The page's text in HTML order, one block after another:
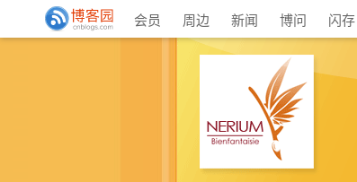
会员 周边 新闻 博问 闪存